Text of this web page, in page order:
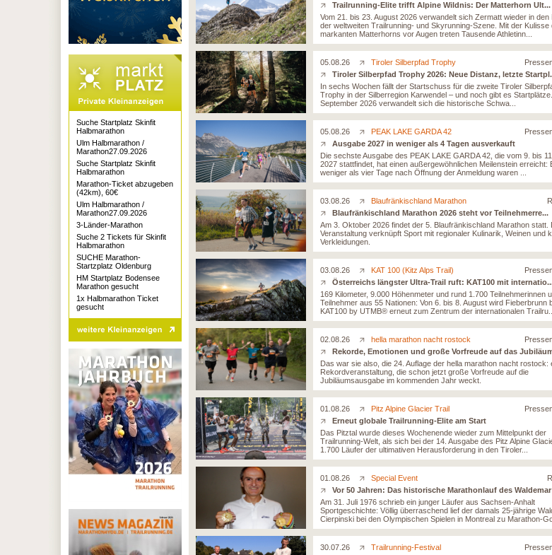
Trailrunning-Elite trifft Alpine Wildnis: Der Matterhorn Ult...
Vom 21. bis 23. August 2026 verwandelt sich Zermatt wieder in den
der weltweiten Trailrunning- und Skyrunning-Szene. Mit der Kulisse
markanten Matterhorns vor Augen treten Tausende Athletinn...
05.08.26 Tiroler Silberpfad Trophy
Tiroler Silberpfad Trophy 2026: Neue Distanz, letzte
In sechs Wochen fällt der Startschuss für die zweite Tiroler
Trophy in der Silberregion Karwendel – und noch gibt es Startplätze.
September 2026 verwandelt sich die historische Schwa...
05.08.26 PEAK LAKE GARDA 42
Ausgabe 2027 in weniger als 4 Tagen ausverkauft
Die sechste Ausgabe des PEAK LAKE GARDA 42, die vom 9. bis
2027 stattfindet, hat einen außergewöhnlichen Meilenstein erreicht:
weniger als vier Tage nach Öffnung der Anmeldung waren ...
03.08.26 Blaufränkischland Marathon
Blaufränkischland Marathon 2026 steht vor Teilnehmerre...
Am 3. Oktober 2026 findet der 5. Blaufränkischland Marathon statt.
Veranstaltung verknüpft Sport mit regionaler Kulinarik, Weinen und
Verkleidungen.
03.08.26 KAT 100 (Kitz Alps Trail)
Österreichs längster Ultra-Trail ruft: KAT100 mit
169 Kilometer, 9.000 Höhenmeter und rund 1.700 Teilnehmerinnen
Teilnehmer aus 55 Nationen: Von 6. bis 8. August wird Fieberbrunn
KAT100 by UTMB® erneut zum Zentrum der internationalen Trailru...
02.08.26 hella marathon nacht rostock
Rekorde, Emotionen und große Vorfreude auf das
Das war sie also, die 24. Auflage der hella marathon nacht rostock:
Rekordveranstaltung, die schon jetzt große Vorfreude auf die
Jubiläumsausgabe im kommenden Jahr weckt.
01.08.26 Pitz Alpine Glacier Trail
Erneut globale Trailrunning-Elite am Start
Das Pitztal wurde dieses Wochenende wieder zum Mittelpunkt der
Trailrunning-Welt, als sich bei der 14. Ausgabe des Pitz Alpine
1.700 Läufer der ultimativen Herausforderung in den Tiroler...
01.08.26 Special Event
Vor 50 Jahren: Das historische Marathonlauf des Waldemar
Am 31. Juli 1976 schrieb ein junger Läufer aus Sachsen-Anhalt
Sportgeschichte: Völlig überraschend lief der damals 25-jährige
Cierpinski bei den Olympischen Spielen in Montreal zu Marathon-
30.07.26 Trailrunning-Festival
Suche Startplatz Skinfit
Halbmarathon
Ulm Halbmarathon /
Marathon27.09.2026
Suche Startplatz Skinfit
Halbmarathon
Marathon-Ticket abzugeben
(42km), 60€
Ulm Halbmarathon /
Marathon27.09.2026
3-Länder-Marathon
Suche 2 Tickets für Skinfit
Halbmarathon
SUCHE Marathon-
Startzplatz Oldenburg
HM Startplatz Bodensee
Marathon gesucht
1x Halbmarathon Ticket
gesucht